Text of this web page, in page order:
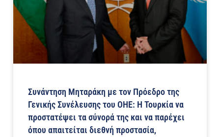
Συνάντηση Μηταράκη με τον Πρόεδρο της
Γενικής Συνέλευσης του ΟΗΕ: Η Τουρκία να
προστατέψει τα σύνορά της και να παρέχει
όπου απαιτείται διεθνή προστασία,